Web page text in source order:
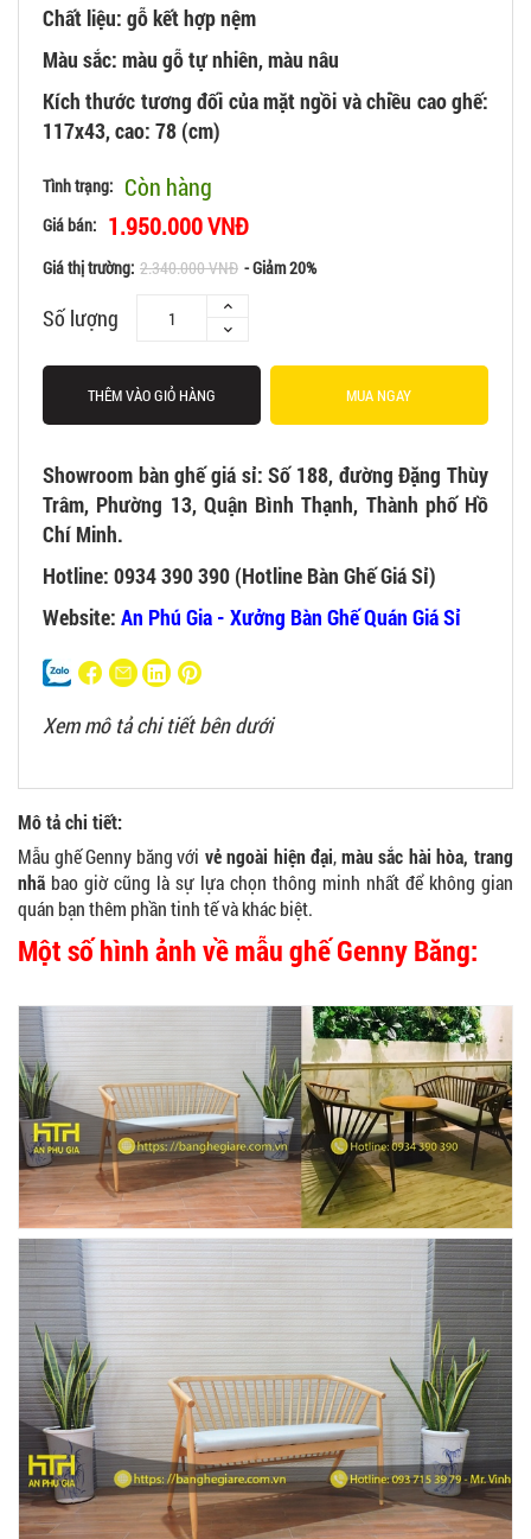
Chất liệu: gỗ kết hợp nệm
Màu sắc: màu gỗ tự nhiên, màu nâu
Kích thước tương đối của mặt ngồi và chiều cao ghế:
117x43, cao: 78 (cm)
Tình trạng: Còn hàng
Giá bán: 1.950.000 VNĐ
Giá thị trường: 2.340.000 VNĐ - Giảm 20%
Số lượng
THÊM VÀO GIỎ HÀNG MUA NGAY
Showroom bàn ghế giá sỉ: Số 188, đường Đặng Thùy
Trâm, Phường 13, Quận Bình Thạnh, Thành phố Hồ
Chí Minh.
Hotline: 0934 390 390 (Hotline Bàn Ghế Giá Sỉ)
Website: An Phú Gia - Xưởng Bàn Ghế Quán Giá Sỉ
Xem mô tả chi tiết bên dưới
Mô tả chi tiết:
Mẫu ghế Genny băng với vẻ ngoài hiện đại,màu sắc hài hòa, trang
nhã bao giờ cũng là sự lựa chọn thông minh nhất để không gian
quán bạn thêm phần tinh tế và khác biệt.
Một số hình ảnh về mẫu ghế Genny Băng: